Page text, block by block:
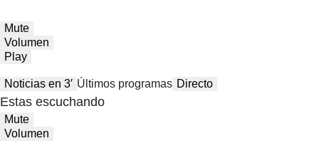
Mute
Volumen
Play
Noticias en 3′ Últimos programas Directo
Estas escuchando
Mute
Volumen